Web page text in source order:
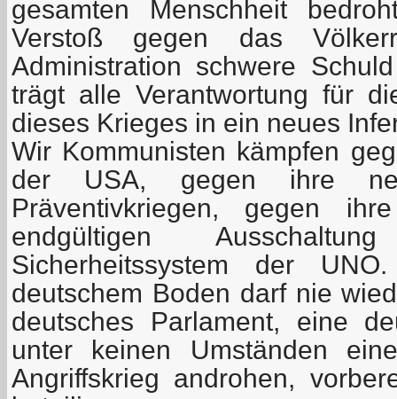
gesamten Menschheit
Verstoß gegen das
Administration schwere
trägt alle Verantwortung für
dieses Krieges in ein neues
Wir Kommunisten kämpfen
der USA, gegen ihre
Präventivkriegen, gegen
endgültigen
Sicherheitssystem der
deutschem Boden darf nie
deutsches Parlament, eine
unter keinen Umständen
Angriffskrieg androhen,